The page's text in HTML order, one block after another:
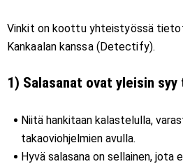
Vinkit on koottu yhteistyössä
Kankaalan kanssa (Detectify).
1) Salasanat ovat yleisin
Niitä hankitaan kalastelulla,
takaoviohjelmien avulla.
Hyvä salasana on sellainen, jota